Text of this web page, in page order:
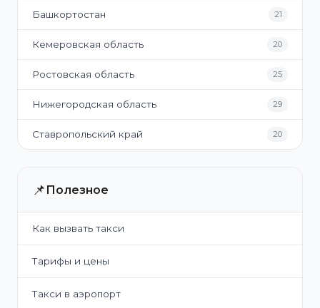
Башкортостан 21
Кемеровская область 20
Ростовская область 25
Нижегородская область 29
Ставропольский край 20
📌 Полезное
Как вызвать такси
Тарифы и цены
Такси в аэропорт